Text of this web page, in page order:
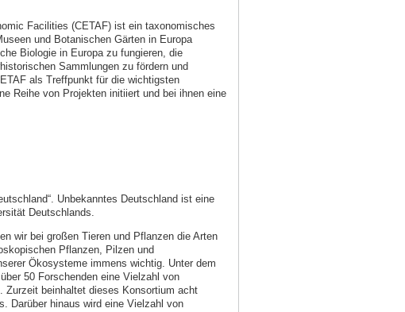
Facilities (CETAF) ist ein taxonomisches
und Botanischen Gärten in Europa
Biologie in Europa zu fungieren, die
Sammlungen zu fördern und
als Treffpunkt für die wichtigsten
Reihe von Projekten initiiert und bei ihnen eine
Unbekanntes Deutschland ist eine
Deutschlands.
wir bei großen Tieren und Pflanzen die Arten
Pflanzen, Pilzen und
Ökosysteme immens wichtig. Unter dem
50 Forschenden eine Vielzahl von
Zurzeit beinhaltet dieses Konsortium acht
Darüber hinaus wird eine Vielzahl von